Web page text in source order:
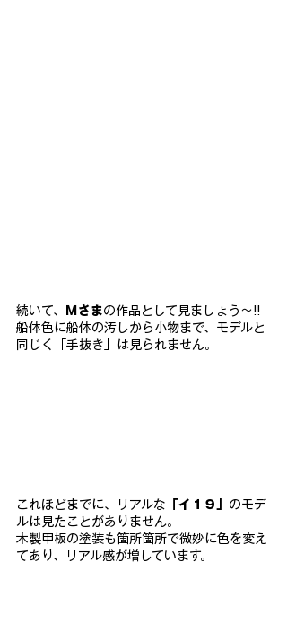
続いて、 Ｍさま の作品として見ましょう～!!
船体色に船体の汚しから小物まで、モデルと
同じく「手抜き」は見られません。
これほどまでに、リアルな 「イ１９」 のモデ
ルは見たことがありません。
木製甲板の塗装も箇所箇所で微妙に色を変え
てあり、リアル感が増しています。